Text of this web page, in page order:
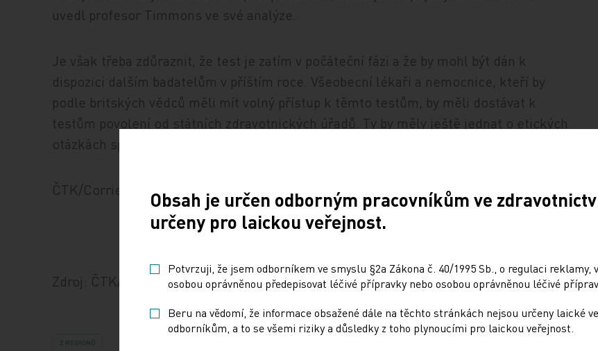
uvedl profesor Timmons ve své analýze.
Je však třeba zdůraznit, že test je zatím v počáteční fázi a že by mohl být dán k
dispozici dalším badatelům v příštím roce. Všeobecní lékaři a nemocnice, kteří by
podle britských vědců měli mít volný přístup k těmto testům, by měli dostávat k
testům povolení od státních zdravotnických úřadů. Ty by měly ještě jednat o etických
otázkách spojených se sdělováním tak delikátních a osobních informací.
ČTK/Corriere della Sera
Zdroj: ČTK/Corriere della Sera
Z REGIONŮ Sdílejte článek
Obsah je určen odborným pracovníkům ve
určeny pro laickou veřejnost.
Potvrzuji, že jsem odborníkem ve smyslu §2a Zákona č. 40/1995 Sb., o regulaci reklamy,
osobou oprávněnou předepisovat léčivé přípravky nebo osobou oprávněnou léčivé
Beru na vědomí, že informace obsažené dále na těchto stránkách nejsou určeny laické
odborníkům, a to se všemi riziky a důsledky z toho plynoucími pro laickou veřejnost.